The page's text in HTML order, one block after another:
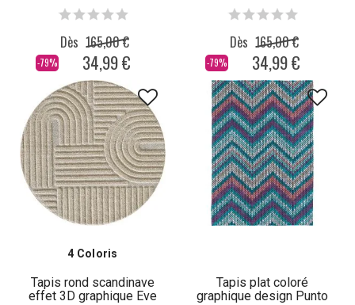
-79%
Dès 165,00 €
34,99 € -79%
Dès 165,00 €
34,99 €
4 Coloris
Tapis rond scandinave
effet 3D graphique Eve
Tapis plat coloré
graphique design Punto